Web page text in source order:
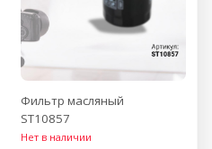
Фильтр масляный
ST10857
Нет в наличии